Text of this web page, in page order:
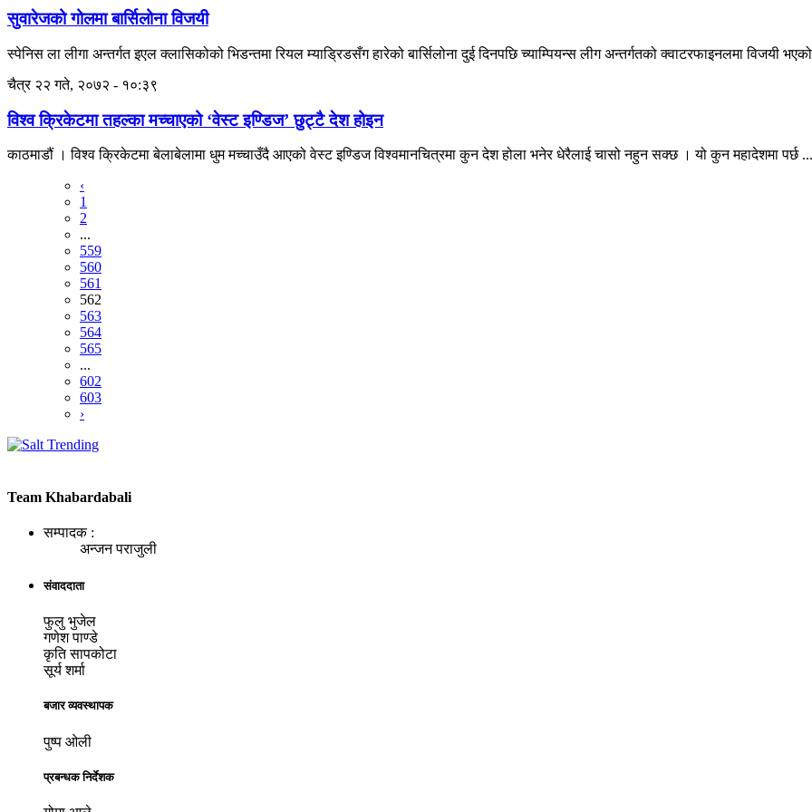
सुवारेजको गोलमा बार्सिलोना विजयी
स्पेनिस ला लीगा अन्तर्गत इएल क्लासिकोको भिडन्तमा रियल म्याड्रिडसँग हारेको बार्सिलोना दुई दिनपछि च्याम्पियन्स लीग अन्तर्गतको क्वाटरफाइनलमा विजयी
चैत्र २२ गते, २०७२ - १०:३९
विश्व क्रिकेटमा तहल्का मच्चाएको ‘वेस्ट इण्डिज’ छुट्टै देश होइन
काठमाडौं । विश्व क्रिकेटमा बेलाबेलामा धुम मच्चाउँदै आएको वेस्ट इण्डिज विश्वमानचित्रमा कुन देश होला भनेर धेरैलाई चासो नहुन सक्छ । यो कुन महादेशमा पर्छ ...
‹
1
2
...
559
560
561
562
563
564
565
...
602
603
›
Team Khabardabali
सम्पादक :
अन्जन पराजुली
संवाददाता
फुलु भुजेल
गणेश पाण्डे
कृति सापकोटा
सूर्य शर्मा
बजार व्यवस्थापक
पुष्प ओली
प्रबन्धक निर्देशक